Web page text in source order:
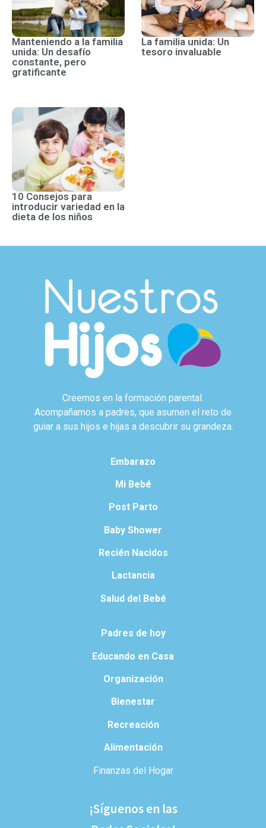
Manteniendo a la familia
unida: Un desafío
constante, pero
gratificante
La familia unida: Un
tesoro invaluable
10 Consejos para
introducir variedad en la
dieta de los niños
Creemos en la formación parental.
Acompañamos a padres, que asumen el reto de
guiar a sus hijos e hijas a descubrir su grandeza.
Embarazo
Mi Bebé
Post Parto
Baby Shower
Recién Nacidos
Lactancia
Salud del Bebé
Padres de hoy
Educando en Casa
Organización
Bienestar
Recreación
Alimentación
Finanzas del Hogar
¡Síguenos en las